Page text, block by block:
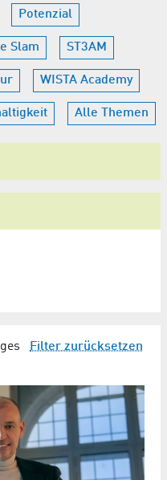
Potenzial
Slam ST3AM
WISTA Academy
Alle Themen
Filter zurücksetzen